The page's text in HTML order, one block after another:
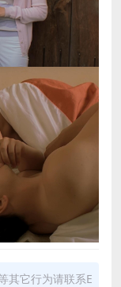
其它行为请联系E